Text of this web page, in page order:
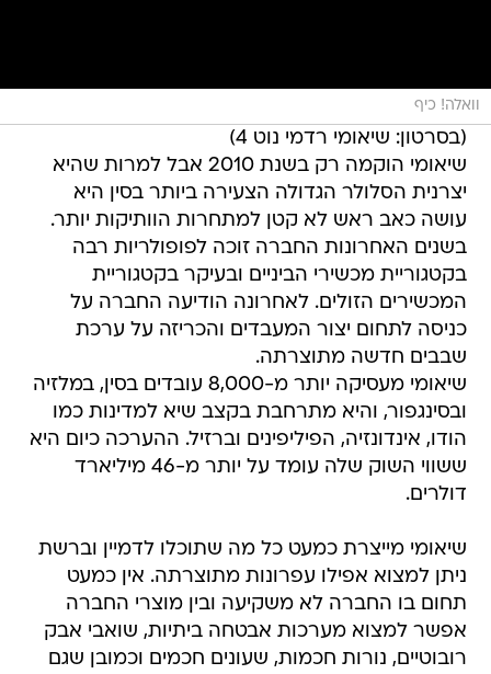
וואלה! כיף
(בסרטון: שיאומי רדמי נוט 4)
שיאומי הוקמה רק בשנת 2010 אבל למרות שהיא
יצרנית הסלולר הגדולה הצעירה ביותר בסין היא
עושה כאב ראש לא קטן למתחרות הוותיקות יותר.
בשנים האחרונות החברה זוכה לפופולריות רבה
בקטגוריית מכשירי הביניים ובעיקר בקטגוריית
המכשירים הזולים. לאחרונה הודיעה החברה על
כניסה לתחום יצור המעבדים והכריזה על ערכת
שבבים חדשה מתוצרתה.
שיאומי מעסיקה יותר מ-8,000 עובדים בסין, במלזיה
ובסינגפור, והיא מתרחבת בקצב שיא למדינות כמו
הודו, אינדונזיה, הפיליפינים וברזיל. ההערכה כיום היא
ששווי השוק שלה עומד על יותר מ-46 מיליארד
דולרים.
שיאומי מייצרת כמעט כל מה שתוכלו לדמיין וברשת
ניתן למצוא אפילו עפרונות מתוצרתה. אין כמעט
תחום בו החברה לא משקיעה ובין מוצרי החברה
אפשר למצוא מערכות אבטחה ביתיות, שואבי אבק
רובוטיים, נורות חכמות, שעונים חכמים וכמובן שגם